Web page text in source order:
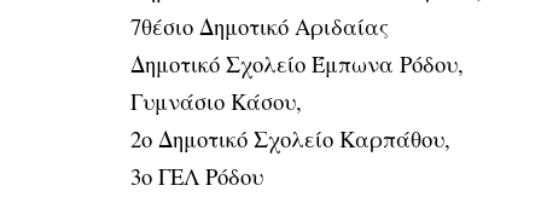
7θέσιο Δημοτικό Αριδαίας
Δημοτικό Σχολείο Έμπωνα Ρόδου,
Γυμνάσιο Κάσου,
2ο Δημοτικό Σχολείο Καρπάθου,
3ο ΓΕΛ Ρόδου